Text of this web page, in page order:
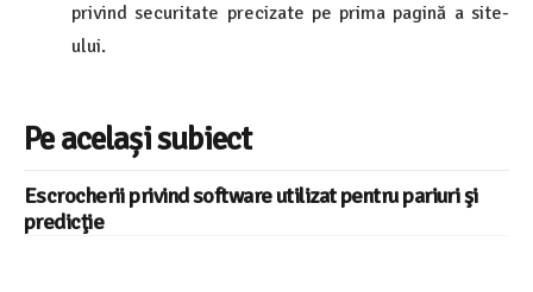
privind securitate precizate pe prima pagină a site-
ului.
Pe același subiect
Escrocherii privind software utilizat pentru pariuri şi
predicţie